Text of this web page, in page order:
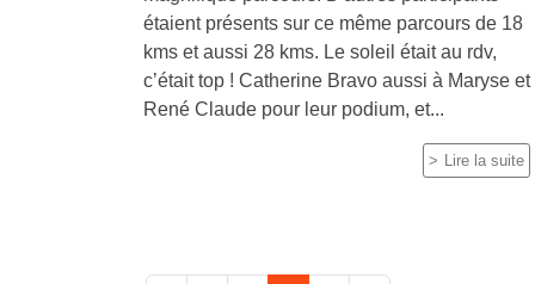
étaient présents sur ce même parcours de 18
kms et aussi 28 kms. Le soleil était au rdv,
c’était top ! Catherine Bravo aussi à Maryse et
René Claude pour leur podium, et...
Lire la suite